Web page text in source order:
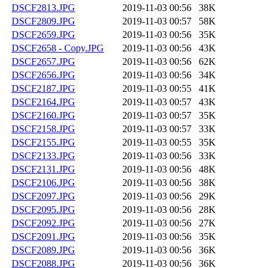
DSCF2813.JPG
2019-11-03 00:56
38K
DSCF2809.JPG
2019-11-03 00:57
58K
DSCF2659.JPG
2019-11-03 00:56
35K
DSCF2658 - Copy.JPG
2019-11-03 00:56
43K
DSCF2657.JPG
2019-11-03 00:56
62K
DSCF2656.JPG
2019-11-03 00:56
34K
DSCF2187.JPG
2019-11-03 00:55
41K
DSCF2164.JPG
2019-11-03 00:57
43K
DSCF2160.JPG
2019-11-03 00:57
35K
DSCF2158.JPG
2019-11-03 00:57
33K
DSCF2155.JPG
2019-11-03 00:55
35K
DSCF2133.JPG
2019-11-03 00:56
33K
DSCF2131.JPG
2019-11-03 00:56
48K
DSCF2106.JPG
2019-11-03 00:56
38K
DSCF2097.JPG
2019-11-03 00:56
29K
DSCF2095.JPG
2019-11-03 00:56
28K
DSCF2092.JPG
2019-11-03 00:56
27K
DSCF2091.JPG
2019-11-03 00:56
35K
DSCF2089.JPG
2019-11-03 00:56
36K
DSCF2088.JPG
2019-11-03 00:56
36K